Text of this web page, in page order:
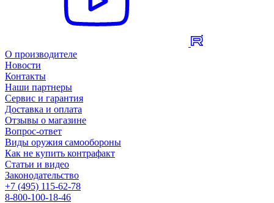
О производителе
Новости
Контакты
Наши партнеры
Сервис и гарантия
Доставка и оплата
Отзывы о магазине
Вопрос-ответ
Виды оружия самообороны
Как не купить контрафакт
Статьи и видео
Законодательство
+7 (495) 115-62-78
8-800-100-18-46